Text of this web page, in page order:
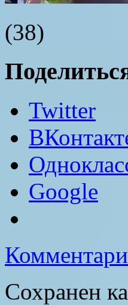
(38)
Twitter
Google
Сохранен